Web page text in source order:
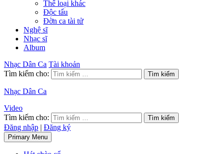
Thể loại khác
Độc tấu
Đờn ca tài tử
Nghệ sĩ
Nhạc sĩ
Album
Nhạc Dân Ca Tài khoản
Tìm kiếm cho:
Nhạc Dân Ca
Video
Tìm kiếm cho:
Đăng nhập | Đăng ký
Primary Menu